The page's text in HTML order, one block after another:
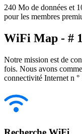
240 Mo de données et
pour les membres
WiFi Map - #
Notre mission est de
fois. Nous avons
connectivité Internet n °